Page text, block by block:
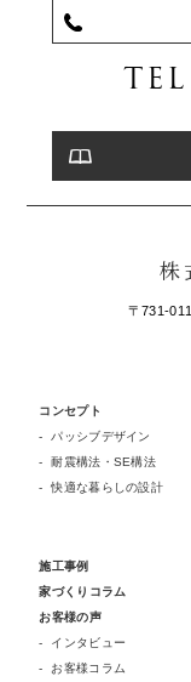
TEL
株
〒731-
コンセプト
パッシブデザイン
耐震構法・SE構法
快適な暮らしの設計
施工事例
家づくりコラム
お客様の声
インタビュー
お客様コラム